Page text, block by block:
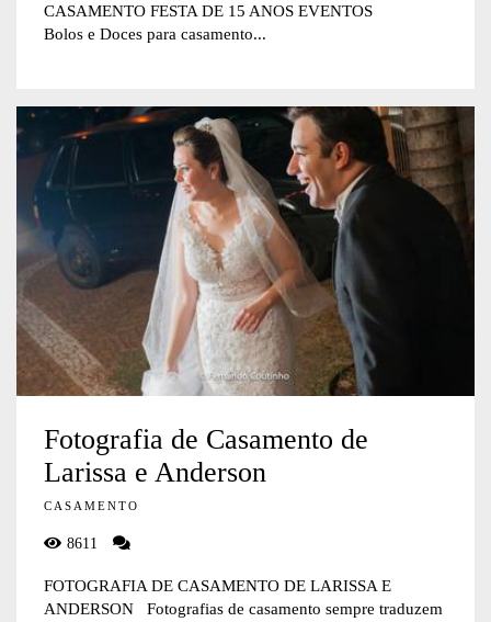
CASAMENTO FESTA DE 15 ANOS EVENTOS
Bolos e Doces para casamento...
Fotografia de Casamento de
Larissa e Anderson
CASAMENTO
8611
FOTOGRAFIA DE CASAMENTO DE LARISSA E
ANDERSON Fotografias de casamento sempre traduzem